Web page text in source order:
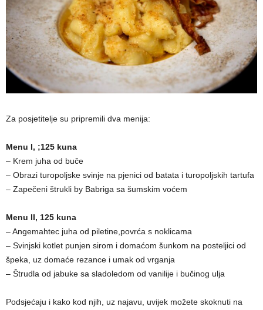
Za posjetitelje su pripremili dva menija:
Menu I, ;125 kuna
– Krem juha od buče
– Obrazi turopoljske svinje na pjenici od batata i turopoljskih tartufa
– Zapečeni štrukli by Babriga sa šumskim voćem
Menu II, 125 kuna
– Angemahtec juha od piletine,povrća s noklicama
– Svinjski kotlet punjen sirom i domaćom šunkom na posteljici od
špeka, uz domaće rezance i umak od vrganja
– Štrudla od jabuke sa sladoledom od vanilije i bučinog ulja
Podsjećaju i kako kod njih, uz najavu, uvijek možete skoknuti na